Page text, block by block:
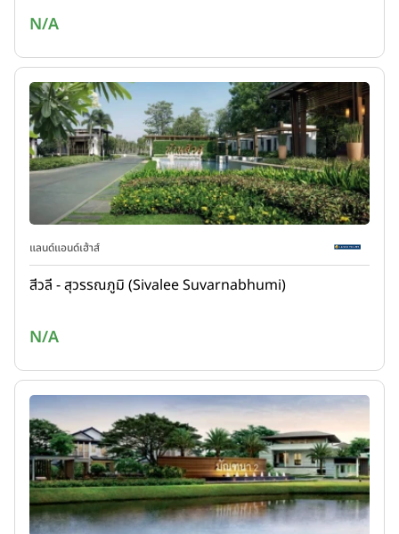
N/A
แลนด์แอนด์เฮ้าส์
สีวลี - สุวรรณภูมิ (Sivalee Suvarnabhumi)
N/A